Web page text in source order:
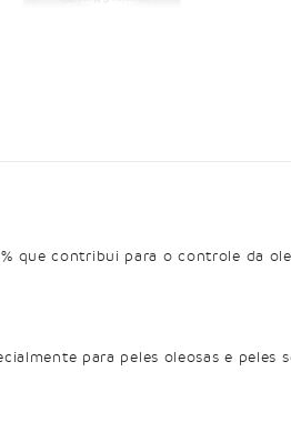
que contribui para o controle da
para peles oleosas e peles